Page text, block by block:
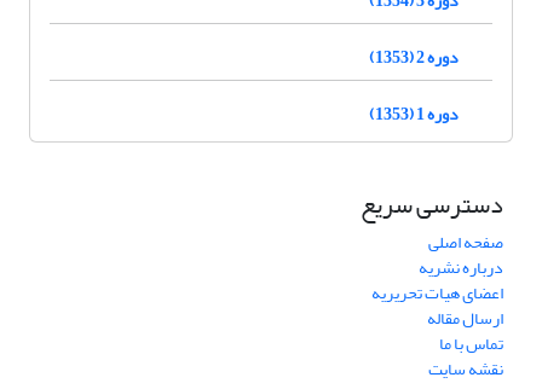
دوره 2 (1353)
دوره 1 (1353)
دسترسی سریع
صفحه اصلی
درباره نشریه
اعضای هیات تحریریه
ارسال مقاله
تماس با ما
نقشه سایت